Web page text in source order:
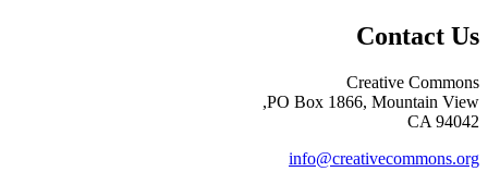
Contact Us
Creative Commons
PO Box 1866, Mountain View,
CA 94042
info@creativecommons.org